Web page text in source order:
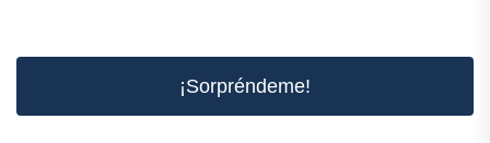
¡Sorpréndeme!